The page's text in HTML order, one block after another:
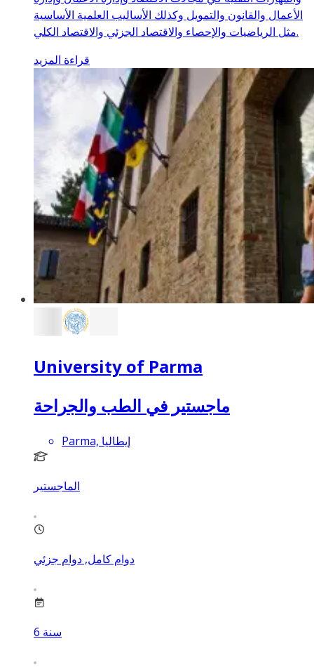
الأعمال والقانون والتمويل وكذلك الأساليب العلمية الأساسية
مثل الرياضيات والإحصاء والاقتصاد الجزئي والاقتصاد الكلي.
قراءة المزيد
University of Parma
ماجستير في الطب والجراحة
Parma, إيطاليا
الماجستير
دوام كامل, دوام جزئي
6 سنة